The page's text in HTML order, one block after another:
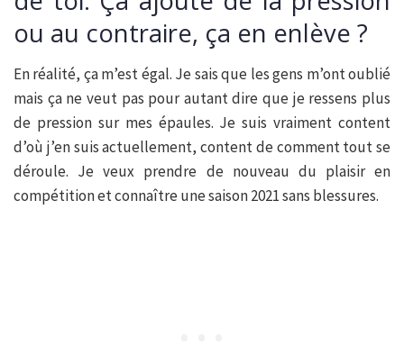
ou au contraire, ça en enlève ?
En réalité, ça m’est égal. Je sais que les gens m’ont oublié
mais ça ne veut pas pour autant dire que je ressens plus
de pression sur mes épaules. Je suis vraiment content
d’où j’en suis actuellement, content de comment tout se
déroule. Je veux prendre de nouveau du plaisir en
compétition et connaître une saison 2021 sans blessures.